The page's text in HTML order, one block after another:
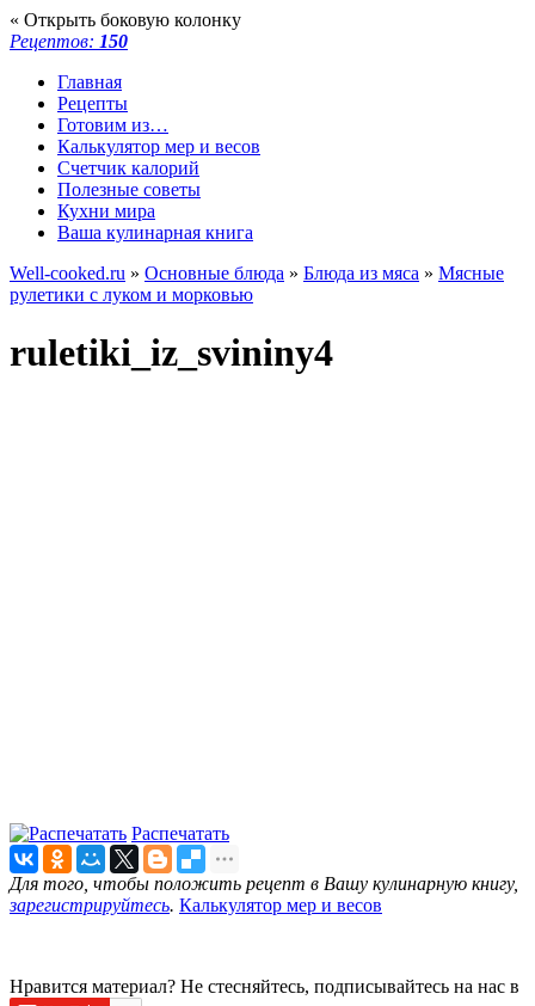
« Открыть боковую колонку
Рецептов: 150
Главная
Рецепты
Готовим из…
Калькулятор мер и весов
Счетчик калорий
Полезные советы
Кухни мира
Ваша кулинарная книга
Well-cooked.ru » Основные блюда » Блюда из мяса » Мясные
рулетики с луком и морковью
ruletiki_iz_svininy4
Распечатать
Для того, чтобы положить рецепт в Вашу кулинарную книгу,
зарегистрируйтесь. Калькулятор мер и весов
Нравится материал? Не стесняйтесь, подписывайтесь на нас в